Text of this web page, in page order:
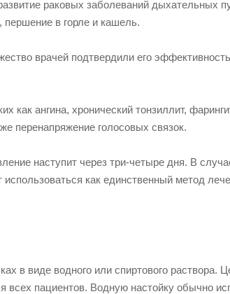
раковых заболеваний дыхательных
першение в горле и кашель.
врачей подтвердили его
как ангина, хронический тонзиллит,
перенапряжение голосовых связок.
наступит через три-четыре дня. В
как единственный метод
в виде водного или спиртового раствора.
всех пациентов. Водную настойку обычно